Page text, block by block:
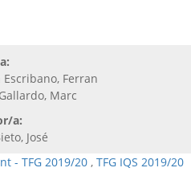
Escribano, Ferran
Marc
a:
José
- TFG 2019/20 , TFG IQS 2019/20